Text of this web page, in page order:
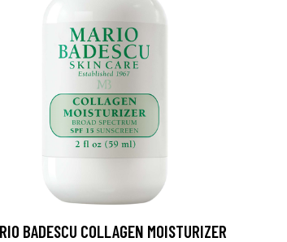
BADESCU COLLAGEN MOISTURIZER